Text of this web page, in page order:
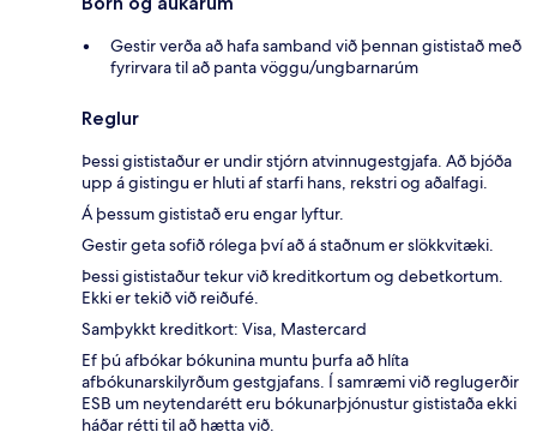
Gestir verða að hafa samband við þennan gististað með
fyrirvara til að panta vöggu/ungbarnarúm
Reglur
Þessi gististaður er undir stjórn atvinnugestgjafa. Að bjóða
upp á gistingu er hluti af starfi hans, rekstri og aðalfagi.
Á þessum gististað eru engar lyftur.
Gestir geta sofið rólega því að á staðnum er slökkvitæki.
Þessi gististaður tekur við kreditkortum og debetkortum.
Ekki er tekið við reiðufé.
Samþykkt kreditkort: Visa, Mastercard
Ef þú afbókar bókunina muntu þurfa að hlíta
afbókunarskilyrðum gestgjafans. Í samræmi við reglugerðir
ESB um neytendarétt eru bókunarþjónustur gististaða ekki
háðar rétti til að hætta við.